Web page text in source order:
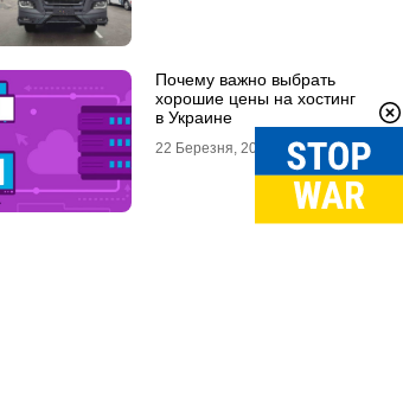
Почему важно выбрать
хорошие цены на хостинг
в Украине
22 Березня, 2026